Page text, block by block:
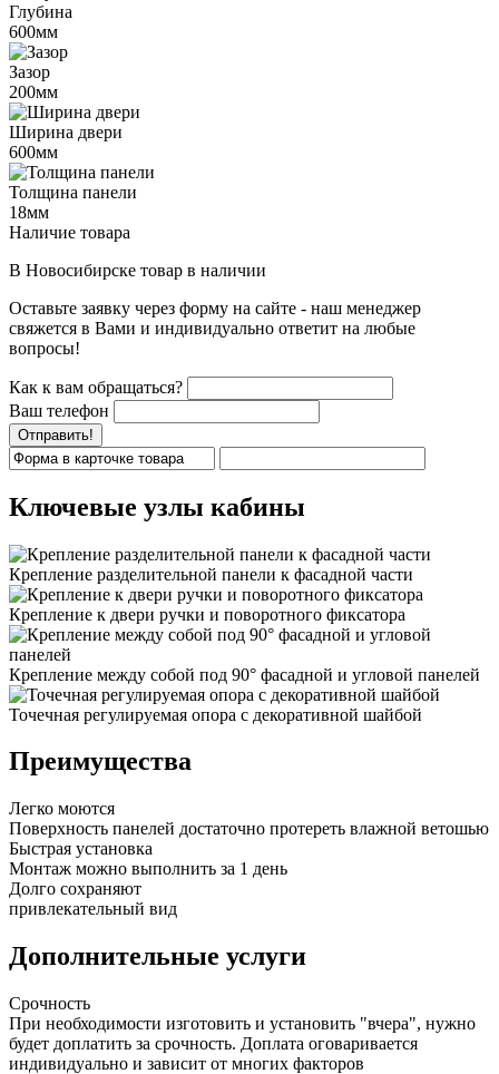
Глубина
600мм
Зазор
200мм
Ширина двери
600мм
Толщина панели
18мм
Наличие товара
В Новосибирске товар в наличии
Оставьте заявку через форму на сайте - наш менеджер
свяжется в Вами и индивидуально ответит на любые
вопросы!
Как к вам обращаться?
Ваш телефон
Отправить!
Ключевые узлы кабины
Крепление разделительной панели к фасадной части
Крепление к двери ручки и поворотного фиксатора
Крепление между собой под 90° фасадной и угловой панелей
Точечная регулируемая опора с декоративной шайбой
Преимущества
Легко моются
Поверхность панелей достаточно протереть влажной ветошью
Быстрая установка
Монтаж можно выполнить за 1 день
Долго сохраняют
привлекательный вид
Дополнительные услуги
Срочность
При необходимости изготовить и установить "вчера", нужно
будет доплатить за срочность. Доплата оговаривается
индивидуально и зависит от многих факторов